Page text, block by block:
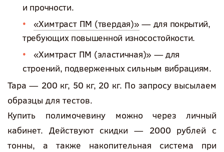
и прочности.
«Химтраст ПМ (твердая)» — для покрытий,
требующих повышенной износостойкости.
«Химтраст ПМ (эластичная)» — для
строений, подверженных сильным вибрациям.
Тара — 200 кг, 50 кг, 20 кг. По запросу высылаем
образцы для тестов.
Купить полимочевину можно через личный
кабинет. Действуют скидки — 2000 рублей с
тонны, а также накопительная система при